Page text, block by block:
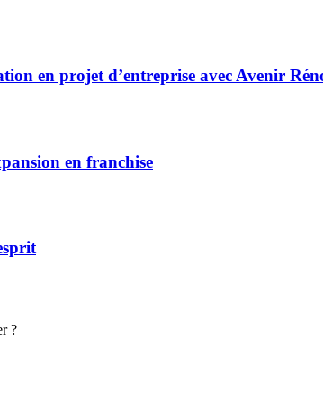
en projet d’entreprise avec Avenir
en franchise
?